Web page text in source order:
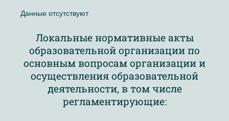
Данные отсутствуют
Локальные нормативные акты
образовательной организации по
основным вопросам организации и
осуществления образовательной
деятельности, в том числе
регламентирующие: